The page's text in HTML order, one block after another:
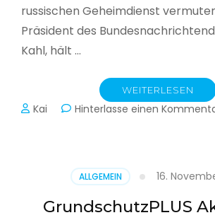
russischen Geheimdienst
Präsident des
Kahl, hält …
WEITERLESEN
Kai Hinterlasse einen
ALLGEMEIN 16.
GrundschutzPLUS